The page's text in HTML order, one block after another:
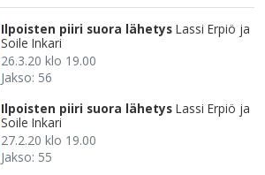
Ilpoisten piiri suora lähetys Lassi Erpiö ja
Soile Inkari
26.3.20 klo 19.00
Jakso: 56
Ilpoisten piiri suora lähetys Lassi Erpiö ja
Soile Inkari
27.2.20 klo 19.00
Jakso: 55